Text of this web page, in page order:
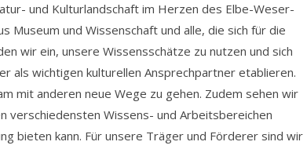
und Kulturlandschaft im Herzen des Elbe-Weser-
Museum und Wissenschaft und alle, die sich für die
wir ein, unsere Wissensschätze zu nutzen und sich
als wichtigen kulturellen Ansprechpartner etablieren.
mit anderen neue Wege zu gehen. Zudem sehen wir
verschiedensten Wissens- und Arbeitsbereichen
bieten kann. Für unsere Träger und Förderer sind wir